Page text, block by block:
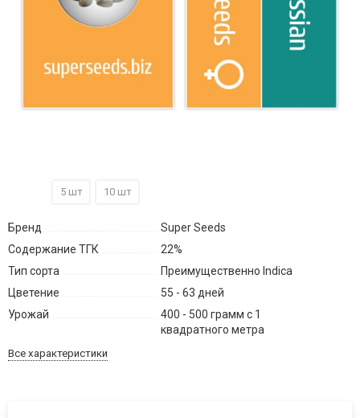
5 шт 10 шт
Бренд
Super Seeds
Содержание ТГК
22%
Тип сорта
Преимущественно Indica
Цветение
55 - 63 дней
Урожай
400 - 500 грамм с 1
квадратного метра
Все характеристики